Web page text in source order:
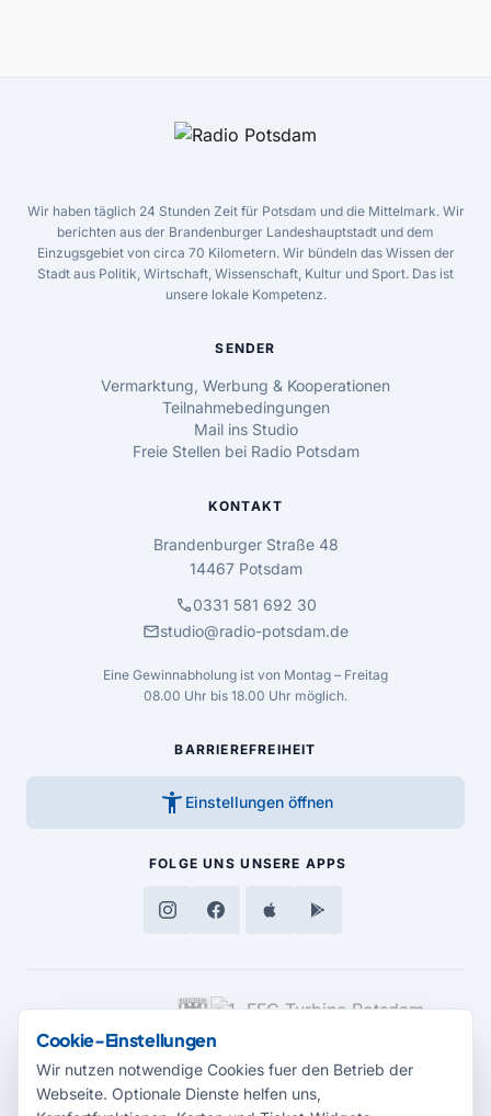
Wir haben täglich 24 Stunden Zeit für Potsdam und die Mittelmark. Wir
berichten aus der Brandenburger Landeshauptstadt und dem
Einzugsgebiet von circa 70 Kilometern. Wir bündeln das Wissen der
Stadt aus Politik, Wirtschaft, Wissenschaft, Kultur und Sport. Das ist
unsere lokale Kompetenz.
SENDER
Vermarktung, Werbung & Kooperationen
Teilnahmebedingungen
Mail ins Studio
Freie Stellen bei Radio Potsdam
KONTAKT
Brandenburger Straße 48
14467 Potsdam
call0331 581 692 30
mailstudio@radio-potsdam.de
Eine Gewinnabholung ist von Montag – Freitag
08.00 Uhr bis 18.00 Uhr möglich.
BARRIEREFREIHEIT
accessibility_new Einstellungen öffnen
FOLGE UNS UNSERE APPS
MEDIENPARTNER
Cookie-Einstellungen
Wir nutzen notwendige Cookies fuer den Betrieb der
Webseite. Optionale Dienste helfen uns,